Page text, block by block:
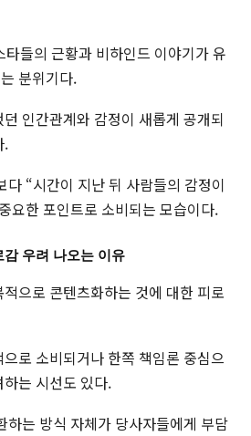
들의 근황과 비하인드 이야기가 유
분위기다.
인간관계와 감정이 새롭게 공개되
.
다 “시간이 지난 뒤 사람들의 감정이
요한 포인트로 소비되는 모습이다.
우려 나오는 이유
으로 콘텐츠화하는 것에 대한 피로
로 소비되거나 한쪽 책임론 중심으
는 시선도 있다.
하는 방식 자체가 당사자들에게 부담